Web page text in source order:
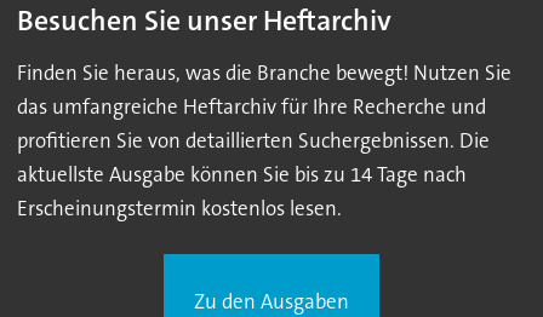
Besuchen Sie unser Heftarchiv
Finden Sie heraus, was die Branche bewegt! Nutzen Sie
das umfangreiche Heftarchiv für Ihre Recherche und
profitieren Sie von detaillierten Suchergebnissen. Die
aktuellste Ausgabe können Sie bis zu 14 Tage nach
Erscheinungstermin kostenlos lesen.
Zu den Ausgaben